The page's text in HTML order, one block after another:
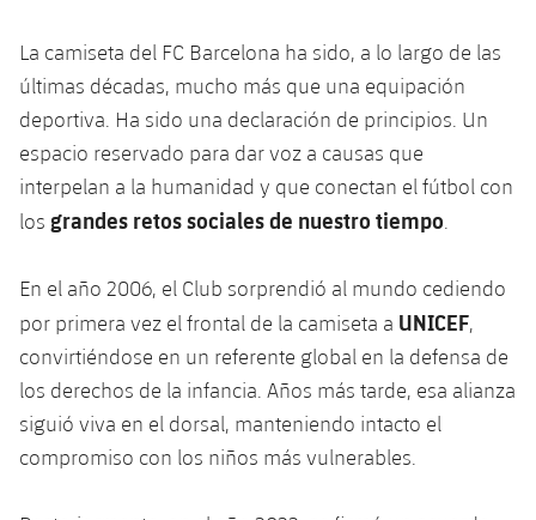
La camiseta del FC Barcelona ha sido, a lo largo de las
últimas décadas, mucho más que una equipación
deportiva. Ha sido una declaración de principios. Un
espacio reservado para dar voz a causas que
interpelan a la humanidad y que conectan el fútbol con
los grandes retos sociales de nuestro tiempo
En el año 2006, el Club sorprendió al mundo cediendo
por primera vez el frontal de la camiseta a UNICEF,
convirtiéndose en un referente global en la defensa de
los derechos de la infancia. Años más tarde, esa alianza
siguió viva en el dorsal, manteniendo intacto el
compromiso con los niños más vulnerables.